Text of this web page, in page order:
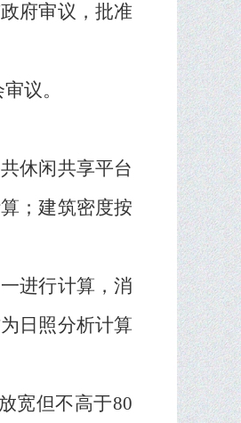
府审议，批准
议。
休闲共享平台
；建筑密度按
进行计算，消
日照分析计算
宽但不高于80